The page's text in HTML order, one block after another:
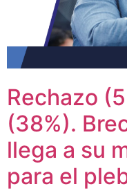
Rechazo
(38%).
llega a su
para el